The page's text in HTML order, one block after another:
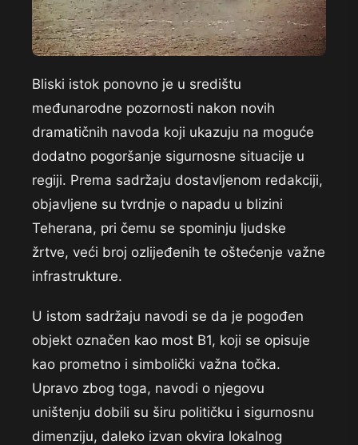
Bliski istok ponovno je u središtu
međunarodne pozornosti nakon novih
dramatičnih navoda koji ukazuju na moguće
dodatno pogoršanje sigurnosne situacije u
regiji. Prema sadržaju dostavljenom redakciji,
objavljene su tvrdnje o napadu u blizini
Teherana, pri čemu se spominju ljudske
žrtve, veći broj ozlijeđenih te oštećenje važne
infrastrukture.
U istom sadržaju navodi se da je pogođen
objekt označen kao most B1, koji se opisuje
kao prometno i simbolički važna točka.
Upravo zbog toga, navodi o njegovu
uništenju dobili su širu političku i sigurnosnu
dimenziju, daleko izvan okvira lokalnog